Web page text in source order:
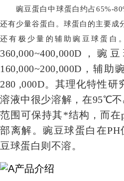
豌豆蛋白中球蛋白约占65%-
还有少量谷蛋白。球蛋白的主要成
还有极少量的辅助豌豆球蛋白
360,000~400,000D ，豌
160,000~200,000D ，辅助
280 ,000D。其理化特性研
溶液中很少溶解，在95℃
范围可保持其*结构，而
部离解。豌豆球蛋白在PH
豆球蛋白则不溶。